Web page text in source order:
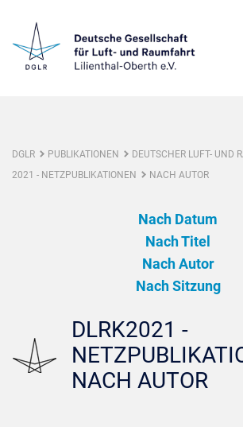
DGLR PUBLIKATIONEN
DEUTSCHER LUFT- UND
2021 - NETZPUBLIKATIONEN
NACH AUTOR
Nach Datum
Nach Titel
Nach Autor
Nach Sitzung
DLRK2021 -
NACH AUTOR